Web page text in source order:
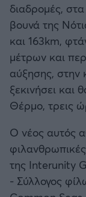
Μίλαν
Ίντερ
διαδρομές,
βουνά της
και 163km,
μέτρων και
αύξησης,
ξεκινήσει και
Θέρμο, τρεις
Ο νέος αυτός
της Interunity
- Σύλλογος